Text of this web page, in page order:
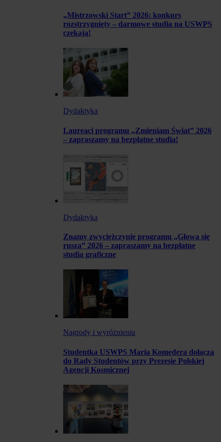
„Mistrzowski Start” 2026: konkurs
rozstrzygnięty – darmowe studia na USWPS
czekają!
Dydaktyka
Laureaci programu „Zmieniam Świat” 2026
– zapraszamy na bezpłatne studia!
Dydaktyka
Znamy zwyciężczynie programu „Głowa się
rusza” 2026 – zapraszamy na bezpłatne
studia graficzne
Nagrody i wyróżnienia
Studentka USWPS Maria Komędera dołącza
do Rady Studentów przy Prezesie Polskiej
Agencji Kosmicznej